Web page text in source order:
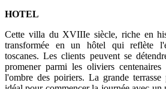
HOTEL
Cette villa du XVIIIe siècle, riche en
transformée en un hôtel qui reflète
toscanes. Les clients peuvent se
promener parmi les oliviers
l'ombre des poiriers. La grande terrasse